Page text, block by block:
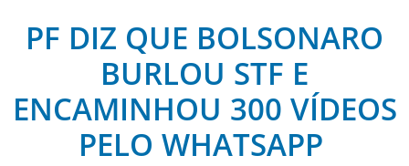
PF DIZ QUE BOLSONARO
BURLOU STF E
ENCAMINHOU 300 VÍDEOS
PELO WHATSAPP